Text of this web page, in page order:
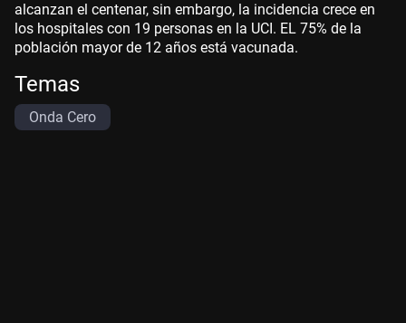
alcanzan el centenar, sin embargo, la incidencia crece en
los hospitales con 19 personas en la UCI. EL 75% de la
población mayor de 12 años está vacunada.
Temas
Onda Cero